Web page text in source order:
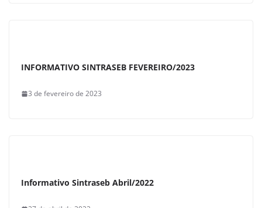
INFORMATIVO SINTRASEB FEVEREIRO/2023
3 de fevereiro de 2023
Informativo Sintraseb Abril/2022